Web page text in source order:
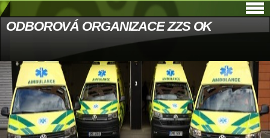
ODBOROVÁ ORGANIZACE ZZS OK